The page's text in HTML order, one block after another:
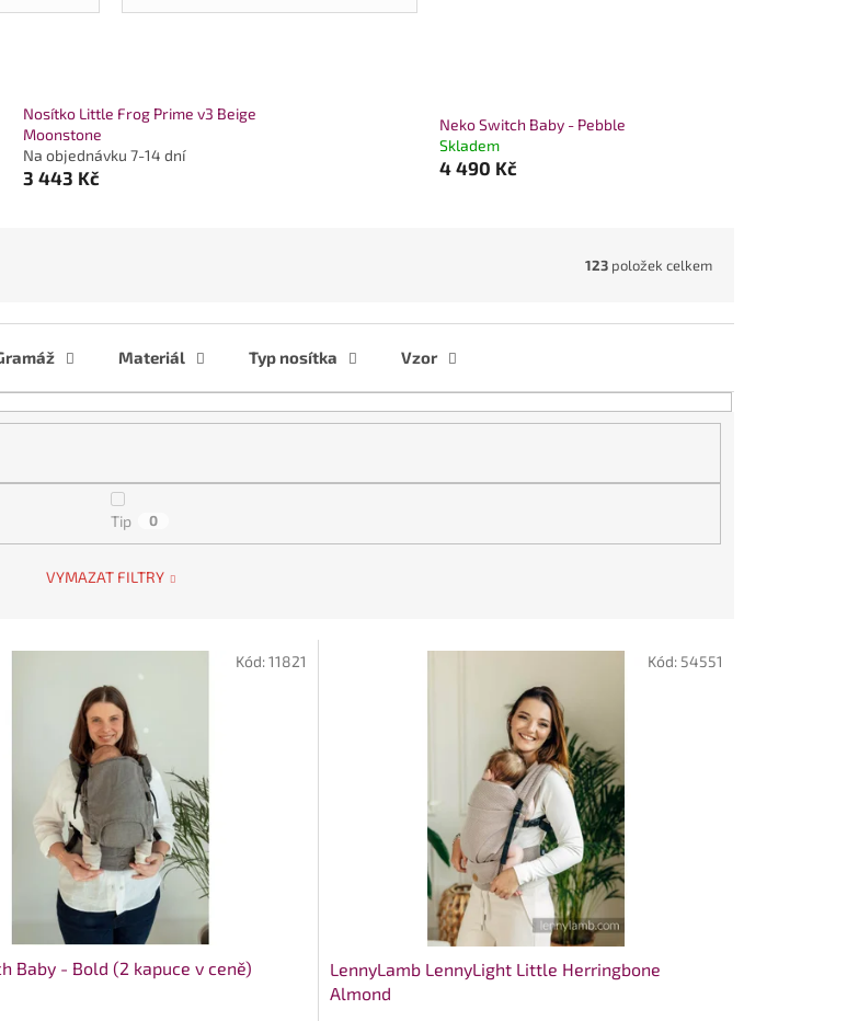
Nosítko Little Frog Prime v3 Beige
Moonstone
Na objednávku 7-14 dní
3 443 Kč
Neko Switch Baby - Pebble
Skladem
4 490 Kč
123 položek celkem
Materiál Typ nosítka Vzor
Tip 0
VYMAZAT FILTRY
Baby - Bold (2 kapuce v ceně)
Kód:11821
LennyLamb LennyLight Little Herringbone
Almond
Kód: 54551